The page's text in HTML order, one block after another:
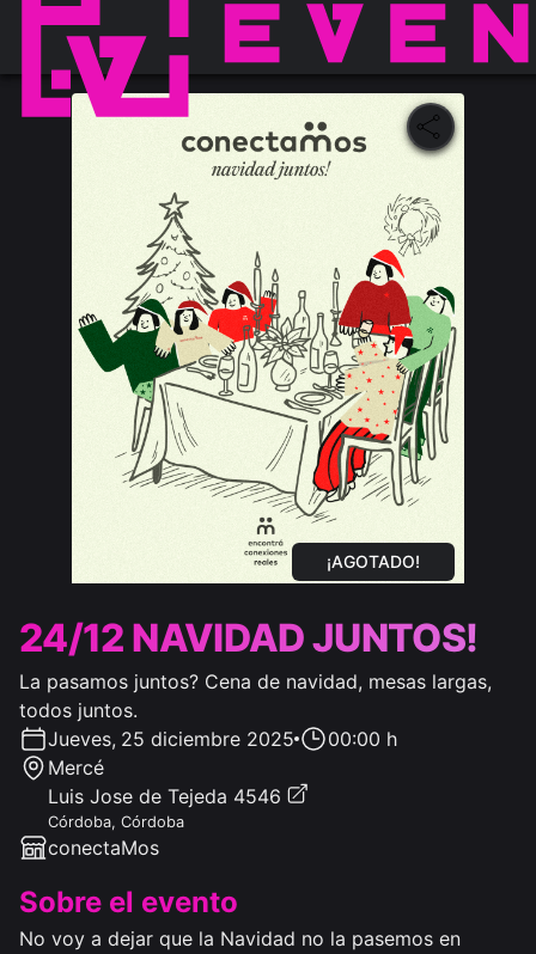
¡AGOTADO!
24/12 NAVIDAD JUNTOS!
La pasamos juntos? Cena de navidad, mesas largas,
todos juntos.
Jueves, 25 diciembre 2025
00:00 h
Mercé
Luis Jose de Tejeda 4546
Córdoba, Córdoba
conectaMos
Sobre el evento
No voy a dejar que la Navidad no la pasemos en